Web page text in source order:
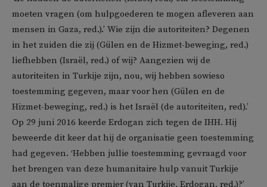
moeten vragen (om hulpgoederen te mogen afleveren aan
mensen in Gaza, red.).’ Wie zijn die autoriteiten? Degenen
in het zuiden die zij (Gülen en de Hizmet-beweging, red.)
liefhebben (Israël, red.) of wij? Aangezien wij de
autoriteiten in Turkije zijn, nou, wij hebben sowieso
toestemming gegeven, maar voor hen (Gülen en de
Hizmet-beweging, red.) is het Israël (de autoriteiten, red).’
Op 29 juni 2016 keerde Erdogan zich tegen de IHH. Hij
beweerde dit keer dat hij de organisatie geen toestemming
had gegeven. ‘Hebben jullie toestemming gevraagd voor
het brengen van deze humanitaire hulp vanuit Turkije
aan de toenmalige premier (van Turkije, Erdogan, red.)?’